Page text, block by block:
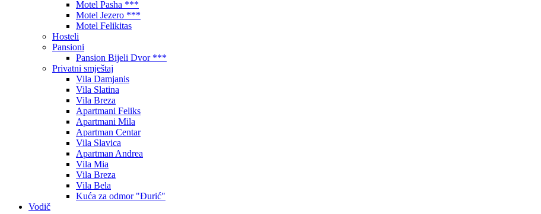
Motel Pasha ***
Motel Jezero ***
Motel Felikitas
Hosteli
Pansioni
Pansion Bijeli Dvor ***
Privatni smještaj
Vila Damjanis
Vila Slatina
Vila Breza
Apartmani Feliks
Apartmani Mila
Apartman Centar
Vila Slavica
Apartman Andrea
Vila Mia
Vila Breza
Vila Bela
Kuća za odmor "Đurić"
Vodič